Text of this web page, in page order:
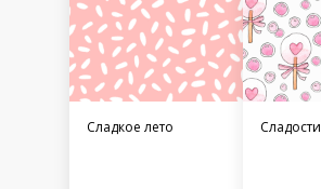
Сладкое лето Сладости